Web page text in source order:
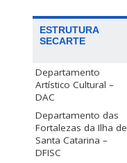
ESTRUTURA
SECARTE
Departamento
Artístico Cultural –
DAC
Departamento das
Fortalezas da Ilha de
Santa Catarina –
DFISC